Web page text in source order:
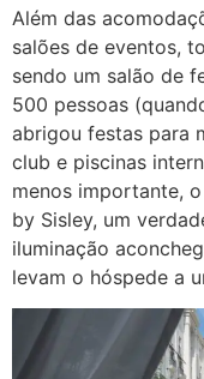
Além das
salões de eventos,
sendo um salão de
500 pessoas
abrigou festas para
club e piscinas
menos importante,
by Sisley, um
iluminação
levam o hóspede a